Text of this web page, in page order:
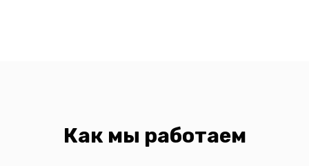
Как мы работаем